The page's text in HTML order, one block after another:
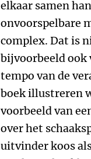
elkaar samen
onvoorspelbare
complex. Dat is
bijvoorbeeld
tempo van de
boek illustreren
voorbeeld van
over het
uitvinder koos